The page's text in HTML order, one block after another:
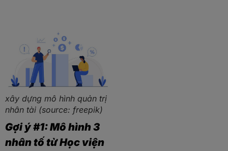
xây dựng mô hình quản trị
nhân tài (source: freepik)
Gợi ý #1: Mô hình 3
nhân tố từ Học viện